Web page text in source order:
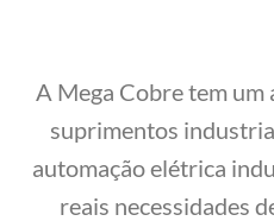
A Mega Cobre tem um
suprimentos
automação elétrica
reais necessidades